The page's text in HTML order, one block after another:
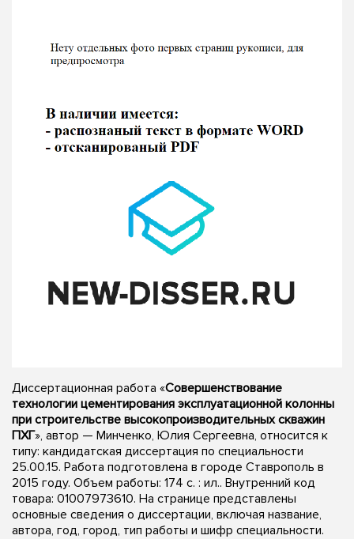
Диссертационная работа «Совершенствование
технологии цементирования эксплуатационной колонны
при строительстве высокопроизводительных скважин
ПХГ», автор — Минченко, Юлия Сергеевна, относится к
типу: кандидатская диссертация по специальности
25.00.15. Работа подготовлена в городе Ставрополь в
2015 году. Объем работы: 174 с. : ил.. Внутренний код
товара: 01007973610. На странице представлены
основные сведения о диссертации, включая название,
автора, год, город, тип работы и шифр специальности.